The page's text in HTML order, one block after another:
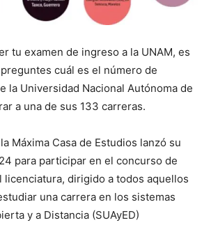
tu examen de ingreso a la UNAM, es
cuál es el número de
la Universidad Nacional Autónoma de
a una de sus 133 carreras.
Máxima Casa de Estudios lanzó su
para participar en el concurso de
licenciatura, dirigido a todos aquellos
una carrera en los sistemas
y a Distancia (SUAyED)